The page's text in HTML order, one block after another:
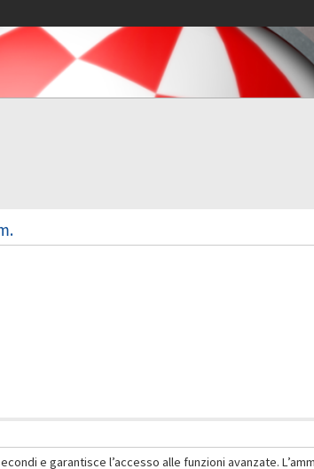
e garantisce l’accesso alle funzioni avanzate.